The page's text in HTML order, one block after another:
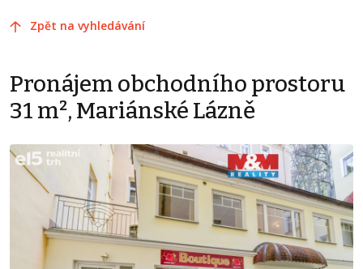
Zpět na vyhledávání
Pronájem obchodního prostoru
31 m², Mariánské Lázně